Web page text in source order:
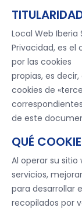
Local Web
Privacidad, es
por las cookies
propias, es
cookies de
de este
QUÉ
Al operar su
servicios,
para desarrollar
recopilados por